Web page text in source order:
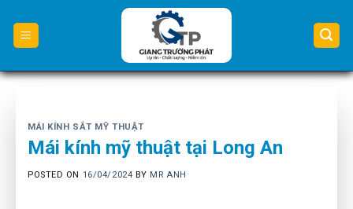
content
MÁI KÍNH SẮT MỸ THUẬT
Mái kính mỹ thuật tại Long An
POSTED ON 16/04/2024 BY MR ANH